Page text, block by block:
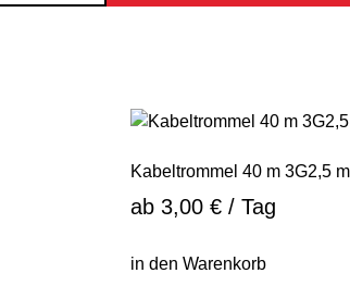
Kabeltrommel 40 m 3G2,5
ab3,00€ / Tag
in den Warenkorb